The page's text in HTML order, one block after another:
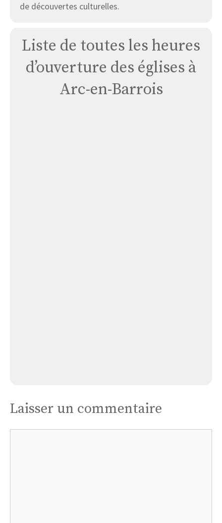
de découvertes culturelles.
Liste de toutes les heures
d’ouverture des églises à
Arc-en-Barrois
Laisser un commentaire